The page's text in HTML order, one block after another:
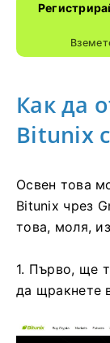
Как да
Bitunix
Освен това
Bitunix чрез
това, моля,
1. Първо, ще
да щракнете